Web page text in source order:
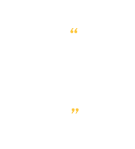
“
„